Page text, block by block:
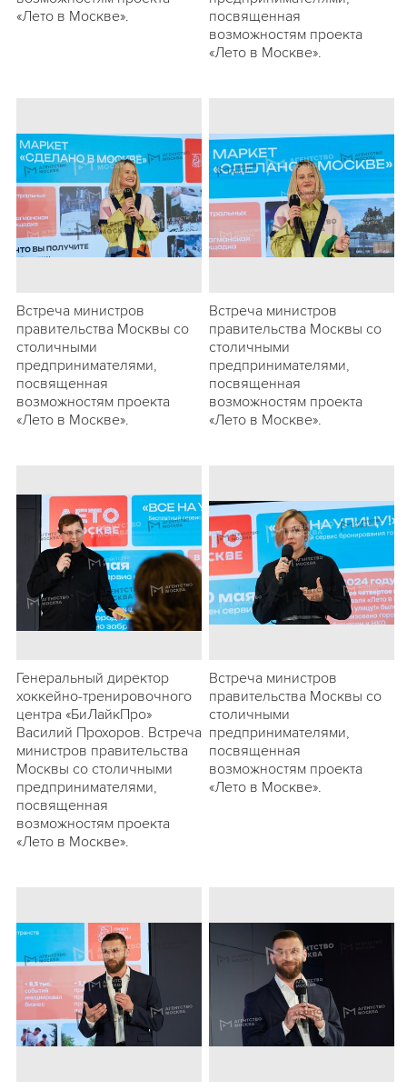
«Лето в Москве».
посвященная
возможностям проекта
«Лето в Москве».
Встреча министров
правительства Москвы со
столичными
предпринимателями,
посвященная
возможностям проекта
«Лето в Москве».
Встреча министров
правительства Москвы со
столичными
предпринимателями,
посвященная
возможностям проекта
«Лето в Москве».
Генеральный директор
хоккейно-тренировочного
центра «БиЛайкПро»
Василий Прохоров. Встреча
министров правительства
Москвы со столичными
предпринимателями,
посвященная
возможностям проекта
«Лето в Москве».
Встреча министров
правительства Москвы со
столичными
предпринимателями,
посвященная
возможностям проекта
«Лето в Москве».